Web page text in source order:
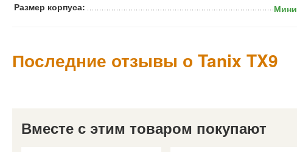
Размер корпуса:
Мини
Последние отзывы о Tanix TX9
Вместе с этим товаром покупают